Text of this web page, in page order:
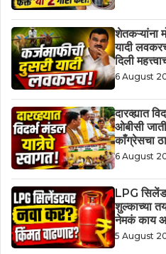
शेतकऱ्यांना
यादी
दिली
6 August
दारव्ह्यात
ओबीसी
काँग्रेसचा
6 August
LPG
शुल्काच्या
नेमकं काय
5 August